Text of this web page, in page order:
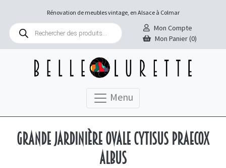
Rénovation de meubles vintage, en Alsace à Colmar
Recherche
produits
Mon Compte
Mon Panier (0)
Menu
Grande jardinière ovale Cytisus praecox
albus